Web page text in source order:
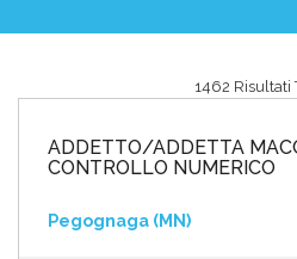
INVIA
1462 Risultati
ADDETTO/ADDETTA
CONTROLLO NUMERICO
Pegognaga (MN)